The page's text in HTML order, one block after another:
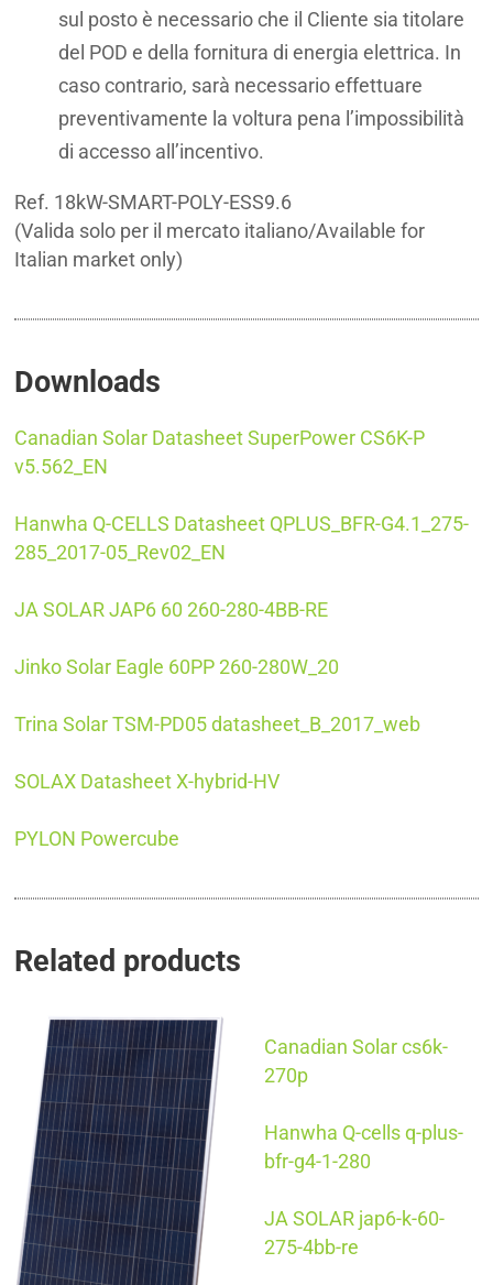
sul posto è necessario che il Cliente sia titolare
del POD e della fornitura di energia elettrica. In
caso contrario, sarà necessario effettuare
preventivamente la voltura pena l’impossibilità
di accesso all’incentivo.
Ref. 18kW-SMART-POLY-ESS9.6
(Valida solo per il mercato italiano/Available for
Italian market only)
Downloads
Canadian Solar Datasheet SuperPower CS6K-P
v5.562_EN
Hanwha Q-CELLS Datasheet QPLUS_BFR-G4.1_275-
285_2017-05_Rev02_EN
JA SOLAR JAP6 60 260-280-4BB-RE
Jinko Solar Eagle 60PP 260-280W_20
Trina Solar TSM-PD05 datasheet_B_2017_web
SOLAX Datasheet X-hybrid-HV
PYLON Powercube
Related products
Canadian Solar cs6k-
270p
Hanwha Q-cells q-plus-
bfr-g4-1-280
JA SOLAR jap6-k-60-
275-4bb-re